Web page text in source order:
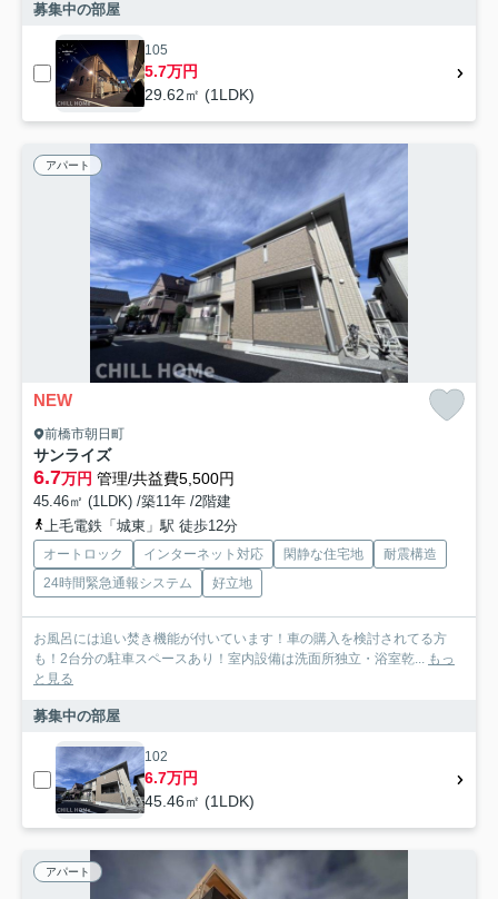
募集中の部屋
105
5.7万円
29.62㎡ (1LDK)
アパート
NEW
前橋市朝日町
サンライズ
6.7万円 管理/共益費5,500円
45.46㎡ (1LDK) /築11年 /2階建
上毛電鉄「城東」駅 徒歩12分
オートロック インターネット対応 閑静な住宅地
耐震構造
24時間緊急通報システム
好立地
お風呂には追い焚き機能が付いています！車の購入を検討されてる方
も！2台分の駐車スペースあり！室内設備は洗面所独立・浴室乾... もっ
と見る
募集中の部屋
102
6.7万円
45.46㎡ (1LDK)
アパート